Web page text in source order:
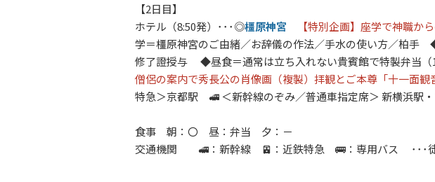
【2日目】
ホテル（8:50発）･･･◎橿原神宮 【特別企画】座学で神職か
学＝橿原神宮のご由緒／お辞儀の作法／手水の使い方／柏
修了證授与 ◆昼食＝通常は立ち入れない貴賓館で特製弁当（
僧侶の案内で秀長公の肖像画（複製）拝観とご本尊「十一面
特急＞京都駅 🚅 ＜新幹線のぞみ／普通車指定席＞ 新横浜駅・
食事 朝：〇 昼：弁当 夕：－
交通機関 🚅 ：新幹線 🚈：近鉄特急 🚌：専用バス ･